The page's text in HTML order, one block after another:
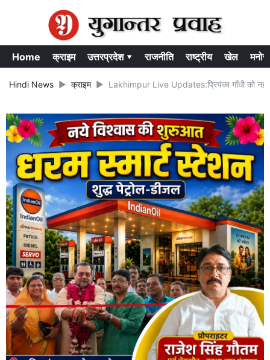
Home क्राइम उत्तरप्रदेश ▾ राजनीति राष्ट्रीय खेल
Hindi News क्राइम Lakhimpur Live Updates:प्रियंका गाँधी को